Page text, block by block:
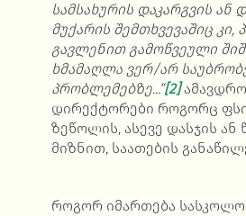
სამსახურის დაკარგვის ან
მუქარის შემთხვევაშიც
გავლენით გამოწვეული
ხმამაღლა ვერ/არ
პრობლემებზე...“[2]
დირექტორები როგორც
ზეწოლის, ასევე დასჯის ან
მიზნით, საათების
როგორ იმართება